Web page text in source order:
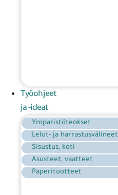
Työohjeet
ja -ideat
Ymparistöteokset
Lelut- ja harrastusvälineet
Sisustus, koti
Asusteet, vaatteet
Paperituotteet